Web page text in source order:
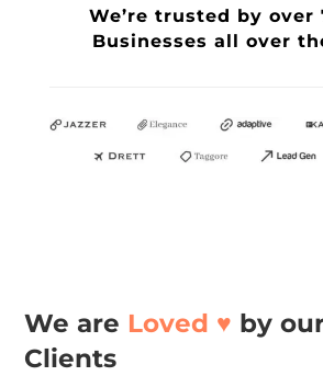
We’re trusted by over
Businesses all over
We are Loved ♥️ by
Clients